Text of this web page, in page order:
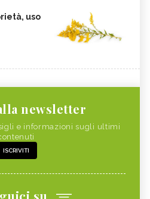
uso
newsletter
e informazioni sugli ultimi
ISCRIVITI